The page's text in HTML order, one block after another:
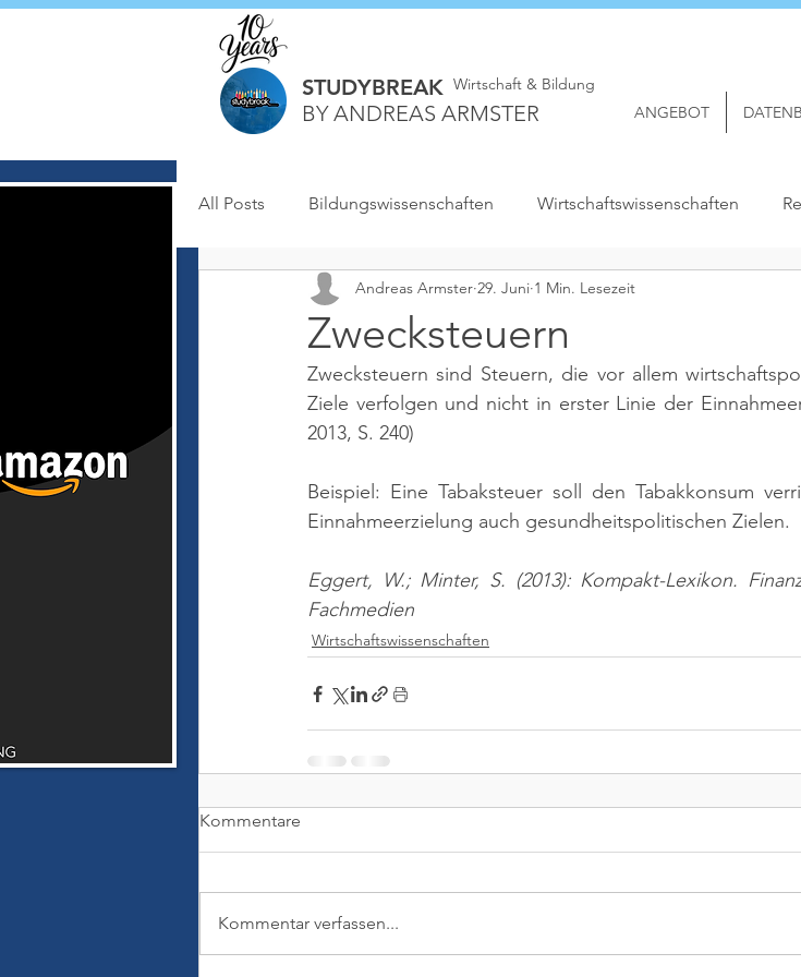
STUDYBREAK
BY ANDREAS ARMSTER
Wirtschaft & Bildung
ANGEBOT
All Posts Bildungswissenschaften Wirtschaftswissenschaften
Zwecksteuern
Andreas Armster 29. Juni 1 Min. Lesezeit
Zwecksteuern sind Steuern, die vor allem
Ziele verfolgen und nicht in erster Linie der
2013, S. 240)
Beispiel: Eine Tabaksteuer soll den Tabakkonsum
Einnahmeerzielung auch gesundheitspolitischen Zielen.
Eggert, W.; Minter, S. (2013): Kompakt-Lexikon.
Fachmedien
Wirtschaftswissenschaften
Kommentare
Kommentar verfassen...